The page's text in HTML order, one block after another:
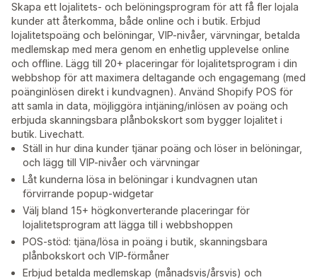
Skapa ett lojalitets- och belöningsprogram för att få fler lojala
kunder att återkomma, både online och i butik. Erbjud
lojalitetspoäng och belöningar, VIP-nivåer, värvningar, betalda
medlemskap med mera genom en enhetlig upplevelse online
och offline. Lägg till 20+ placeringar för lojalitetsprogram i din
webbshop för att maximera deltagande och engagemang (med
poänginlösen direkt i kundvagnen). Använd Shopify POS för
att samla in data, möjliggöra intjäning/inlösen av poäng och
erbjuda skanningsbara plånbokskort som bygger lojalitet i
butik. Livechatt.
Ställ in hur dina kunder tjänar poäng och löser in belöningar,
och lägg till VIP-nivåer och värvningar
Låt kunderna lösa in belöningar i kundvagnen utan
förvirrande popup-widgetar
Välj bland 15+ högkonverterande placeringar för
lojalitetsprogram att lägga till i webbshoppen
POS-stöd: tjäna/lösa in poäng i butik, skanningsbara
plånbokskort och VIP-förmåner
Erbjud betalda medlemskap (månadsvis/årsvis) och